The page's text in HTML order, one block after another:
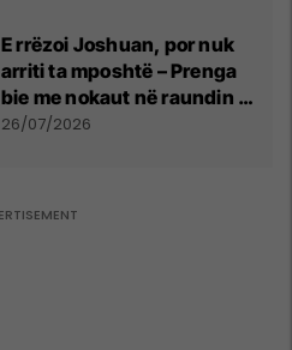
E rrëzoi Joshuan, por nuk
arriti ta mposhtë – Prenga
bie me nokaut në raundin e
dytë
26/07/2026